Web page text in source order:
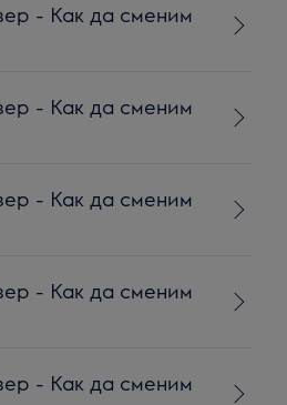
- Как да сменим
- Как да сменим
- Как да сменим
- Как да сменим
- Как да сменим